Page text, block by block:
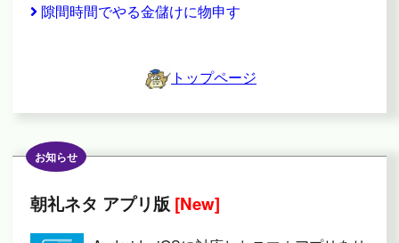
隙間時間でやる金儲けに物申す
トップページ
お知らせ
朝礼ネタ アプリ版 [New]